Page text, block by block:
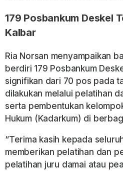
179 Posbankum Deskel
Kalbar
Ria Norsan menyampaikan
berdiri 179 Posbankum
signifikan dari 70 pos pada
dilakukan melalui pelatihan
serta pembentukan
Hukum (Kadarkum) di
“Terima kasih kepada
memberikan pelatihan dan
pelatihan juru damai atau